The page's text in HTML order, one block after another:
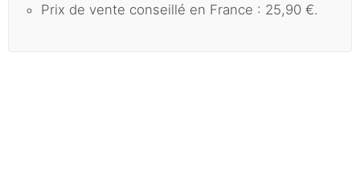
Prix de vente conseillé en France : 25,90 €.